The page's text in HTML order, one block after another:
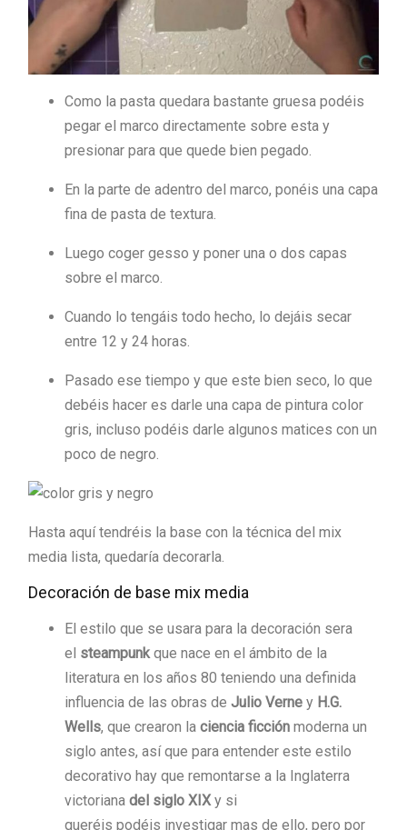
Como la pasta quedara bastante gruesa podéis
pegar el marco directamente sobre esta y
presionar para que quede bien pegado.
En la parte de adentro del marco, ponéis una capa
fina de pasta de textura.
Luego coger gesso y poner una o dos capas
sobre el marco.
Cuando lo tengáis todo hecho, lo dejáis secar
entre 12 y 24 horas.
Pasado ese tiempo y que este bien seco, lo que
debéis hacer es darle una capa de pintura color
gris, incluso podéis darle algunos matices con un
poco de negro.
Hasta aquí tendréis la base con la técnica del mix
media lista, quedaría decorarla.
Decoración de base mix media
El estilo que se usara para la decoración sera
el steampunkque nace en el ámbito de la
literatura en los años 80 teniendo una definida
influencia de las obras de Julio Verne y H.G.
Wells, que crearon la ciencia ficción moderna un
siglo antes, así que para entender este estilo
decorativo hay que remontarse a la Inglaterra
victoriana del siglo XIXy si
queréis podéis investigar mas de ello, pero por